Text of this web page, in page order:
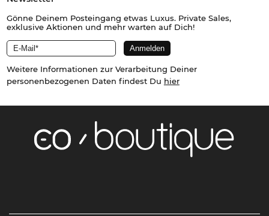
Gönne Deinem Posteingang etwas Luxus. Private Sales,
exklusive Aktionen und mehr warten auf Dich!
Weitere Informationen zur Verarbeitung Deiner
personenbezogenen Daten findest Du hier